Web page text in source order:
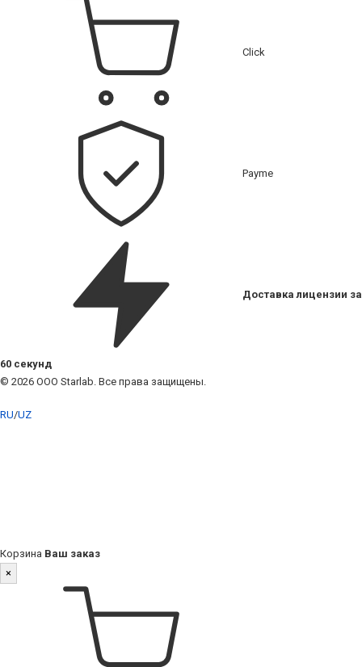
Click
Payme
Доставка лицензии за
60 секунд
© 2026 ООО Starlab. Все права защищены.
RU/UZ
Корзина Ваш заказ
×